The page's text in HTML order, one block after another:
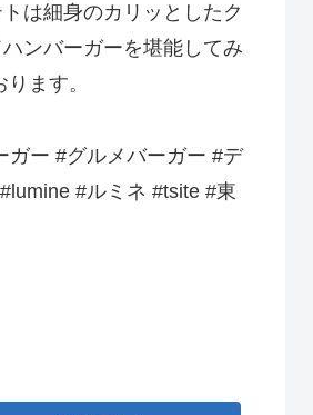
は細身のカリッとしたク
ンバーガーを堪能してみ
ます。
ガー #グルメバーガー #デ
#ルミネ #tsite #東